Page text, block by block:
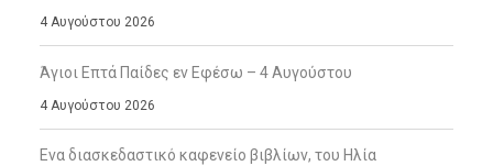
4 Αυγούστου 2026
Άγιοι Επτά Παίδες εν Εφέσω – 4 Αυγούστου
4 Αυγούστου 2026
Ενα διασκεδαστικό καφενείο βιβλίων, του Ηλία